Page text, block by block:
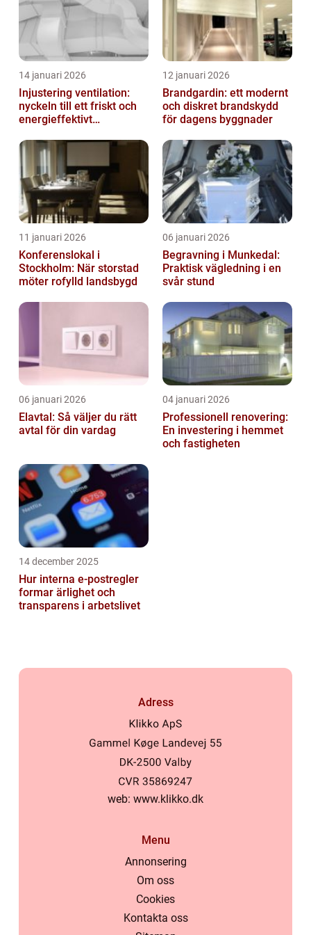
14 januari 2026
Injustering ventilation:
nyckeln till ett friskt och
energieffektivt
12 januari 2026
Brandgardin: ett modernt
och diskret brandskydd
för dagens byggnader
11 januari 2026
Konferenslokal i
Stockholm: När storstad
möter rofylld landsbygd
06 januari 2026
Begravning i Munkedal:
Praktisk vägledning i en
svår stund
06 januari 2026
Elavtal: Så väljer du rätt
avtal för din vardag
04 januari 2026
Professionell renovering:
En investering i hemmet
och fastigheten
14 december 2025
Hur interna e-postregler
formar ärlighet och
transparens i arbetslivet
Adress
web: www.klikko.dk
Menu
Annonsering
Om oss
Cookies
Kontakta oss